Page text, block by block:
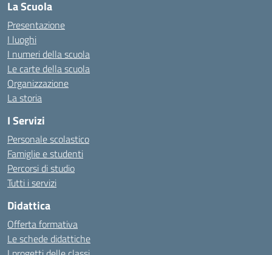
La Scuola
Presentazione
I luoghi
I numeri della scuola
Le carte della scuola
Organizzazione
La storia
I Servizi
Personale scolastico
Famiglie e studenti
Percorsi di studio
Tutti i servizi
Didattica
Offerta formativa
Le schede didattiche